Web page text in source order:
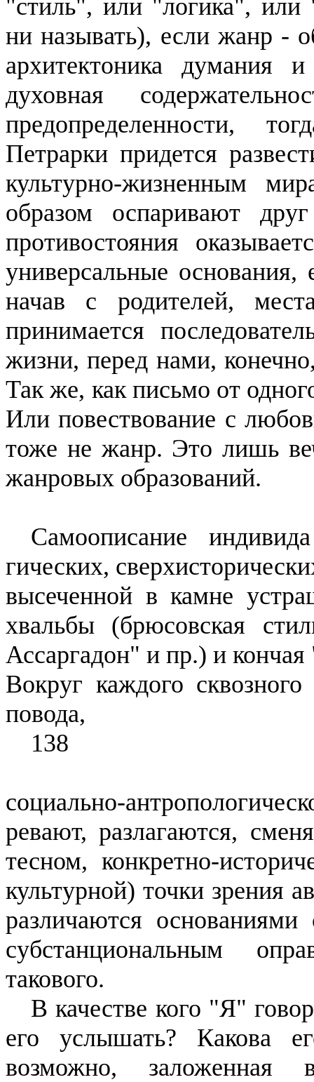
"стиль", или "логика",
ни назы­вать), если жанр -
архитек­тоника думания и
духовная
предопределенности,
Петрарки придется
культурно-жизненным
образом оспаривают
противостояния
универсальные основания,
начав с родителей,
принимается
жизни, перед нами,
Так же, как письмо от
Или повествование с
тоже не жанр. Это лишь
жанровых образований.
Самоописание
гических,
высеченной в камне
хвальбы (брюсовская
Ассаргадон" и пр.) и
Вок­руг каждого
повода,
138
социально-
ревают, разлагаются,
тес­ном, конкретно-
куль­турной) точки зрения
раз­личаются
суб­станциональным
такового.
В качестве кого "Я"
его услышать? Какова
возмож­но, заложенная